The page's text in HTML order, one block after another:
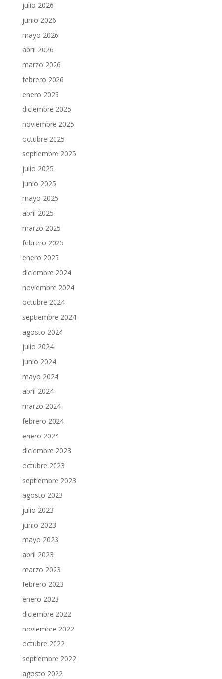
julio 2026
junio 2026
mayo 2026
abril 2026
marzo 2026
febrero 2026
enero 2026
diciembre 2025
noviembre 2025
octubre 2025
septiembre 2025
julio 2025
junio 2025
mayo 2025
abril 2025
marzo 2025
febrero 2025
enero 2025
diciembre 2024
noviembre 2024
octubre 2024
septiembre 2024
agosto 2024
julio 2024
junio 2024
mayo 2024
abril 2024
marzo 2024
febrero 2024
enero 2024
diciembre 2023
octubre 2023
septiembre 2023
agosto 2023
julio 2023
junio 2023
mayo 2023
abril 2023
marzo 2023
febrero 2023
enero 2023
diciembre 2022
noviembre 2022
octubre 2022
septiembre 2022
agosto 2022